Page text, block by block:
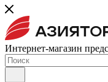
Интернет-магазин